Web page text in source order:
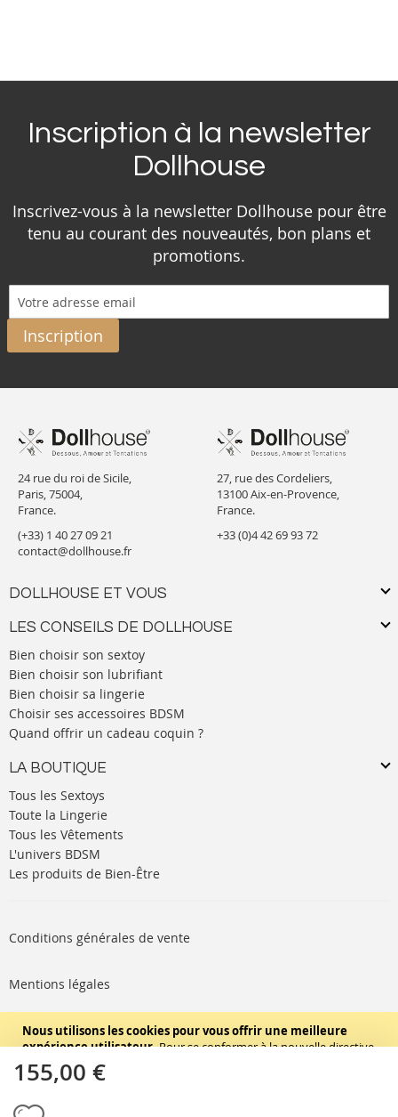
Nous utilisons les cookies pour vous offrir une meilleure
expérience utilisateur.Pour se conformer à la nouvelle directive
concernant la vie privée, nous devons vous demander votre
consentement pour sauvegarder des cookies sur votre ordinateur.
Inscription à la newsletter
Dollhouse
Inscrivez-vous à la newsletter Dollhouse pour être
tenu au courant des nouveautés, bon plans et
promotions.
Inscription
24 rue du roi de Sicile,
Paris, 75004,
France.
(+33) 1 40 27 09 21
contact@dollhouse.fr
DOLLHOUSE ET VOUS
LES CONSEILS DE DOLLHOUSE
Bien choisir son sextoy
Bien choisir son lubrifiant
Bien choisir sa lingerie
Choisir ses accessoires BDSM
Quand offrir un cadeau coquin ?
LA BOUTIQUE
Tous les Sextoys
Toute la Lingerie
Tous les Vêtements
L'univers BDSM
Les produits de Bien-Être
27, rue des Cordeliers,
13100 Aix-en-Provence,
France.
+33 (0)4 42 69 93 72
Conditions générales de vente
Mentions légales
Politique de cookies
155,00 €